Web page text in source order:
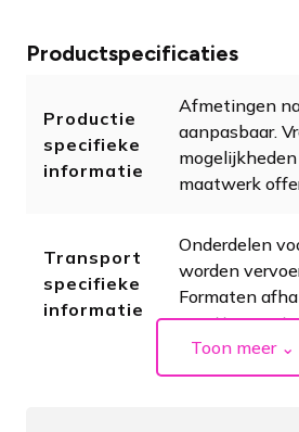
Productspecificaties
Productie
specifieke
informatie
Afmetingen
aanpasbaar.
maatwerk
Transport
specifieke
informatie
Onderdelen
worden
Formaten
grootte
Toon meer ⌄